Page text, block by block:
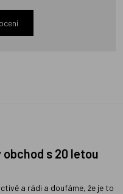
obchod s 20 letou
a rádi a doufáme, že je to